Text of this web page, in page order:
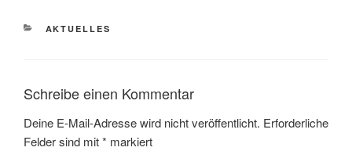
KATEGORIEN
AKTUELLES
Schreibe einen Kommentar
Deine E-Mail-Adresse wird nicht veröffentlicht. Erforderliche
Felder sind mit* markiert